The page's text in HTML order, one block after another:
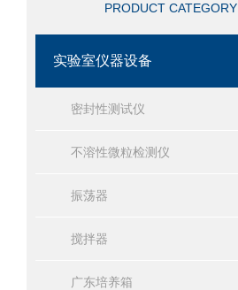
PRODUCT CATEGORY
实验室仪器设备
密封性测试仪
不溶性微粒检测仪
振荡器
搅拌器
广东培养箱